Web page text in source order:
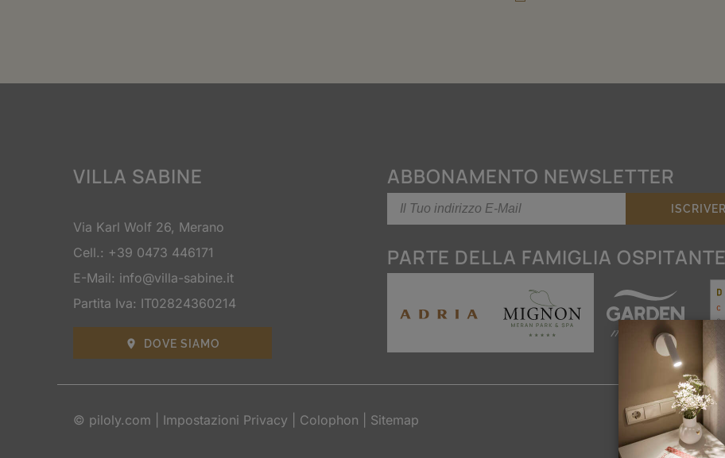
VILLA SABINE
Via Karl Wolf 26, Merano
Cell.: +39 0473 446171
E-Mail: info@villa-sabine.it
Partita Iva: IT02824360214
 DOVE SIAMO
ABBONAMENTO NEWSLETTER
PARTE DELLA FAMIGLIA OSPITANTE
© piloly.com Impostazioni Privacy Colophon Sitemap